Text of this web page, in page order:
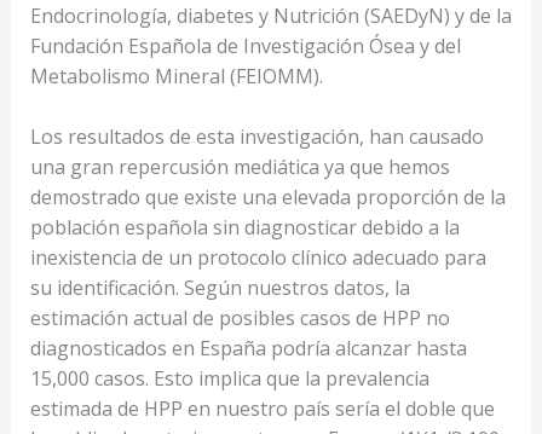
Endocrinología, diabetes y Nutrición (SAEDyN) y de la
Fundación Española de Investigación Ósea y del
Metabolismo Mineral (FEIOMM).
Los resultados de esta investigación, han causado
una gran repercusión mediática ya que hemos
demostrado que existe una elevada proporción de la
población española sin diagnosticar debido a la
inexistencia de un protocolo clínico adecuado para
su identificación. Según nuestros datos, la
estimación actual de posibles casos de HPP no
diagnosticados en España podría alcanzar hasta
15,000 casos. Esto implica que la prevalencia
estimada de HPP en nuestro país sería el doble que